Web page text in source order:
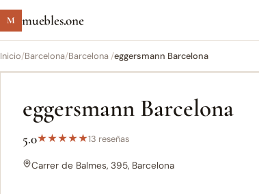
M muebles.one
Inicio/Barcelona/Barcelona ‎ /eggersmann Barcelona
eggersmann Barcelona
5.0★★★★★13 reseñas
Carrer de Balmes, 395, Barcelona